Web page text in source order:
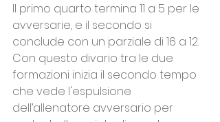
Il primo quarto termina 11 a 5 per le
avversarie, e il secondo si
conclude con un parziale di 16 a 12.
Con questo divario tra le due
formazioni inizia il secondo tempo
che vede l'espulsione
dell’allenatore avversario per